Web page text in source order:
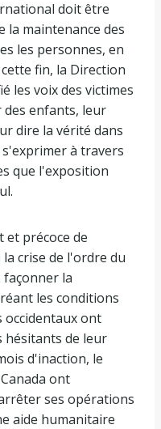
doit être
la maintenance des
les personnes, en
fin, la Direction
les voix des victimes
enfants, leur
dire la vérité dans
à travers
que l'exposition
et précoce de
crise de l'ordre du
la
les conditions
occidentaux ont
hésitants de leur
d'inaction, le
ont
ses opérations
aide humanitaire